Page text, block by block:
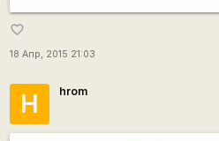
favorite_border
18 Апр, 2015 21:03
H hrom